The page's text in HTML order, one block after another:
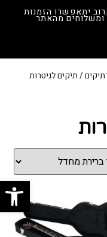
פתח
יתאפשרו הזמנות
ומשלוחים מהאתר
/ תיקים לגיטרות